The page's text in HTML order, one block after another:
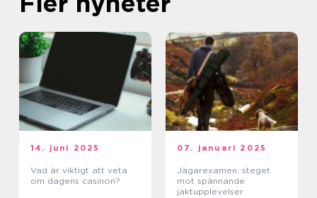
14. juni 2025
Vad är viktigt att veta
om dagens casinon?
07. januari 2025
Jägarexamen: steget
mot spännande
jaktupplevelser